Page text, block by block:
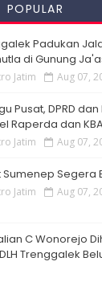
POPULAR
Padukan
di Gunung
Jatim Aug 07,
Pusat, DPRD
Raperda dan
Jatim Aug 07,
Segera
Jatim Aug 07,
C Wonorejo
Trenggalek